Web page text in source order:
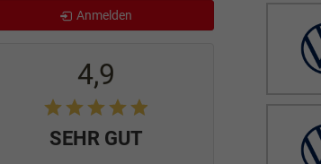
Anmelden
4,9
SEHR GUT